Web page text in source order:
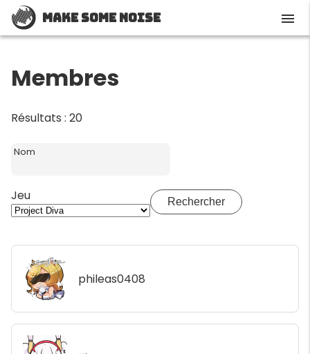
Make Some Noise menu
Membres
Résultats : 20
Nom
Jeu Rechercher
phileas0408